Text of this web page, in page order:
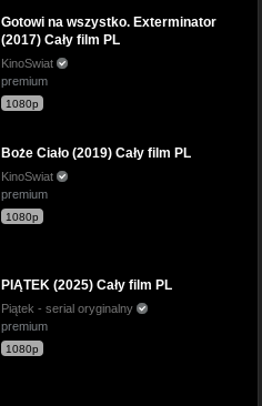
Gotowi na wszystko. Exterminator
(2017) Cały film PL
KinoSwiat
premium
1080p
Boże Ciało (2019) Cały film PL
KinoSwiat
premium
1080p
PIĄTEK (2025) Cały film PL
Piątek - serial oryginalny
premium
1080p